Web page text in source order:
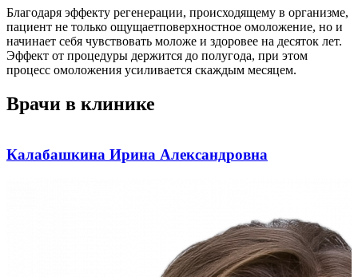
Благодаря эффекту регенерации, происходящему в организме,
пациент не только ощущаетповерхностное омоложение, но и
начинает себя чувствовать моложе и здоровее на десяток лет.
Эффект от процедуры держится до полугода, при этом
процесс омоложения усиливается скаждым месяцем.
Врачи в клинике
Калабашкина Ирина Александровна